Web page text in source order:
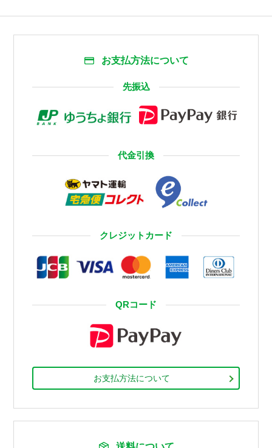
お支払方法について
先振込
代金引換
クレジットカード
QRコード
お支払方法について